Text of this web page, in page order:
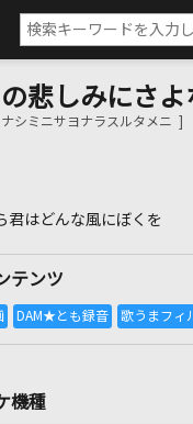
悲しみにさ
シミニサヨナラスルタメニ ]
君はどんな風にぼくを
テンツ
機種